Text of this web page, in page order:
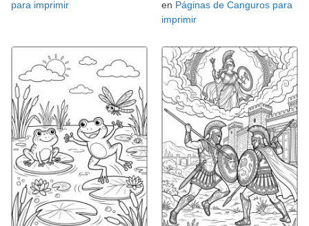
para imprimir
en Páginas de Canguros para
imprimir